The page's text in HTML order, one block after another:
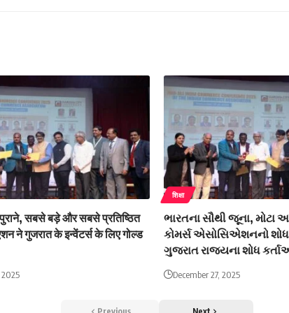
सबसे बड़े और सबसे प्रतिष्ठित
ने गुजरात के इन्वेंटर्स के लिए गोल्ड
2025
शिक्षा
ભારતના સૌથી જૂના, મોટા
કોમર્સ એસોસિએશનનો
ગુજરાત રાજ્યના શોધ
December 27, 2025